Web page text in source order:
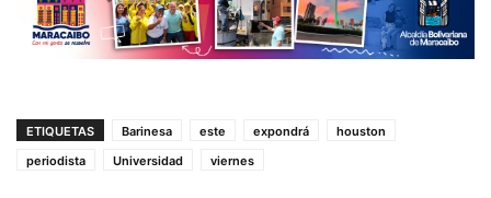
ETIQUETAS Barinesa este expondrá
houston
periodista
Universidad viernes